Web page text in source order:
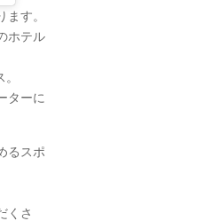
す。
ホテル
ターに
るスポ
くさ